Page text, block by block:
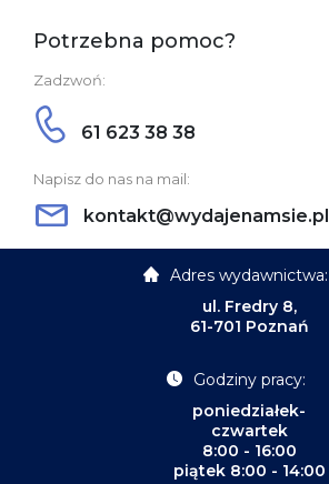
Potrzebna pomoc?
Zadzwoń:
61 623 38 38
Napisz do nas na mail:
kontakt@wydajenamsie.pl
Adres wydawnictwa:
ul. Fredry 8,
61-701 Poznań
Godziny pracy:
poniedziałek-
czwartek
8:00 - 16:00
piątek 8:00 - 14:00